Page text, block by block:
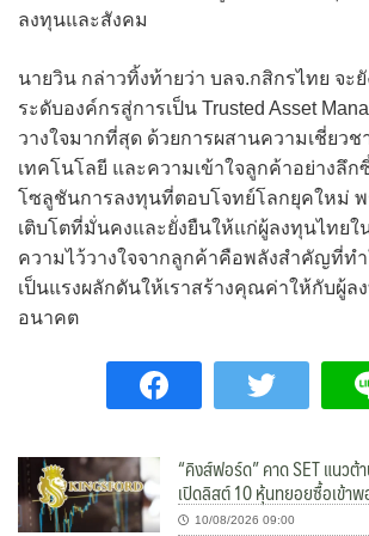
ลงทุนและสังคม
นายวิน กล่าวทิ้งท้ายว่า บลจ.กสิกรไทย จะ
ระดับองค์กรสู่การเป็น Trusted Asset
วางใจมากที่สุด ด้วยการผสานความเชี่ยว
เทคโนโลยี และความเข้าใจลูกค้าอย่างลึก
โซลูชันการลงทุนที่ตอบโจทย์โลกยุคใหม่ พ
เติบโตที่มั่นคงและยั่งยืนให้แก่ผู้ลงทุนไทยใ
ความไว้วางใจจากลูกค้าคือพลังสำคัญที่ทำ
เป็นแรงผลักดันให้เราสร้างคุณค่าให้กับผู้ล
อนาคต
“คิงส์ฟอร์ด” คาด SET แนว
เปิดลิสต์ 10 หุ้นทยอยซื้อเข้า
10/08/2026 09:00